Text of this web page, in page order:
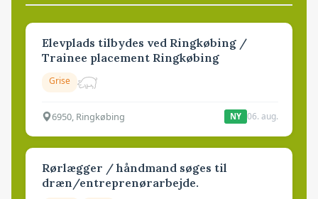
Elevplads tilbydes ved Ringkøbing /
Trainee placement Ringkøbing
Grise
6950, Ringkøbing NY 06. aug.
Rørlægger / håndmand søges til
dræn/entreprenørarbejde.